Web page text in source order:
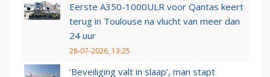
Eerste A350-1000ULR voor Qantas keert
terug in Toulouse na vlucht van meer dan
24 uur
28-07-2026, 13:25
‘Beveiliging valt in slaap’, man stapt